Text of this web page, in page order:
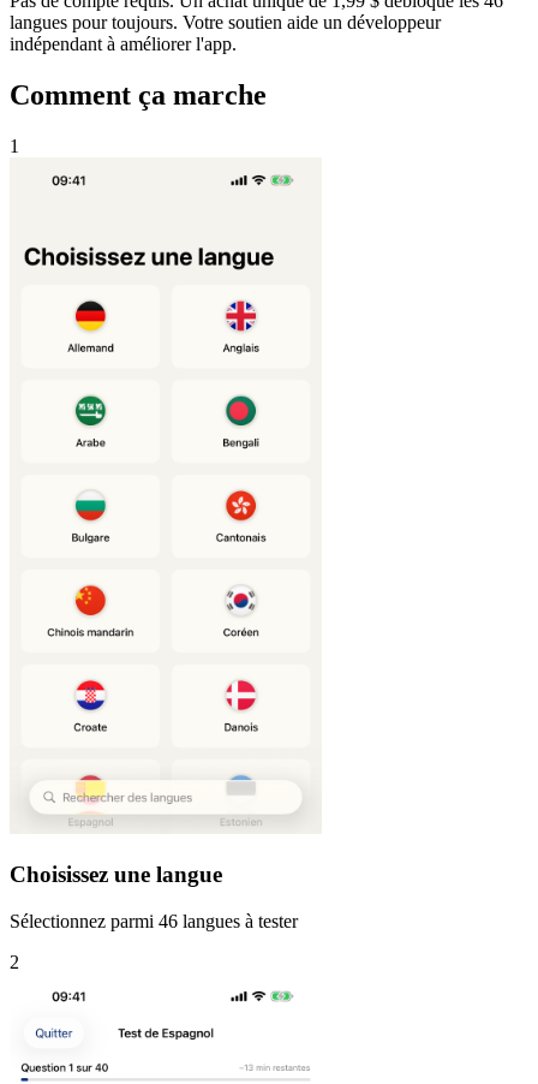
langues pour toujours. Votre soutien aide un développeur
indépendant à améliorer l'app.
Comment ça marche
1
Choisissez une langue
Sélectionnez parmi 46 langues à tester
2